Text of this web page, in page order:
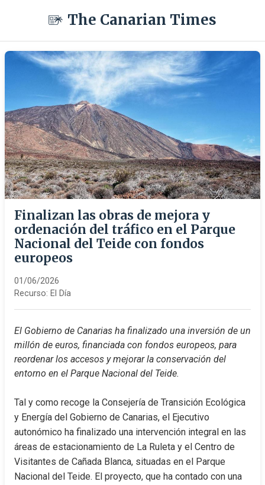
The Canarian Times
Finalizan las obras de mejora y
ordenación del tráfico en el Parque
Nacional del Teide con fondos
europeos
01/06/2026
Recurso: El Día
El Gobierno de Canarias ha finalizado una inversión de un
millón de euros, financiada con fondos europeos, para
reordenar los accesos y mejorar la conservación del
entorno en el Parque Nacional del Teide.
Tal y como recoge la Consejería de Transición Ecológica
y Energía del Gobierno de Canarias, el Ejecutivo
autonómico ha finalizado una intervención integral en las
áreas de estacionamiento de La Ruleta y el Centro de
Visitantes de Cañada Blanca, situadas en el Parque
Nacional del Teide. El proyecto, que ha contado con una